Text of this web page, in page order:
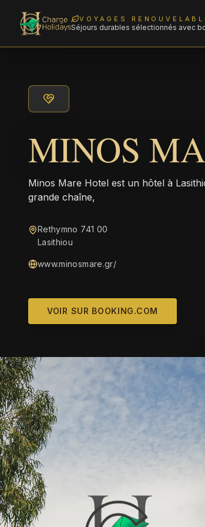
VOYAGES
Séjours durables sélectionnés avec
MINOS
Minos Mare Hotel est un hôtel à
grande chaîne,
Rethymno 741 00
Lasithiou
www.minosmare.gr/
VOIR SUR BOOKING.COM